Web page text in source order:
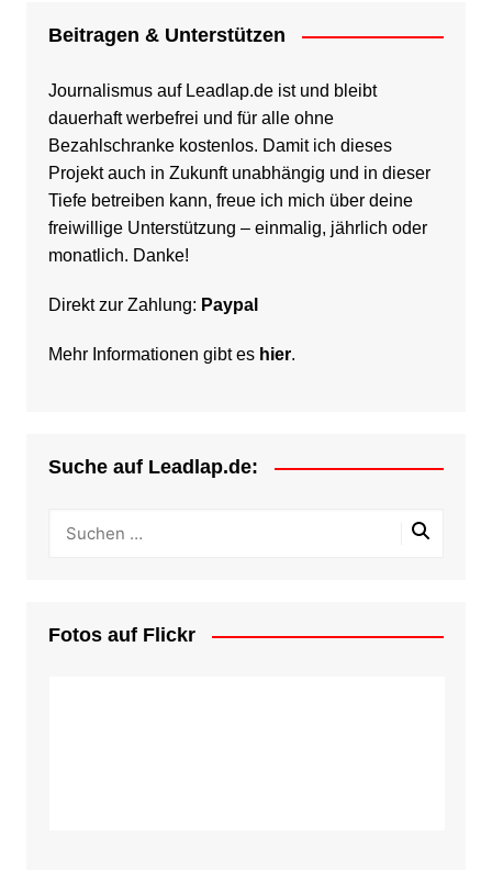
Beitragen & Unterstützen
Journalismus auf Leadlap.de ist und bleibt
dauerhaft werbefrei und für alle ohne
Bezahlschranke kostenlos. Damit ich dieses
Projekt auch in Zukunft unabhängig und in dieser
Tiefe betreiben kann, freue ich mich über deine
freiwillige Unterstützung – einmalig, jährlich oder
monatlich. Danke!
Direkt zur Zahlung: Paypal
Mehr Informationen gibt es hier.
Suche auf Leadlap.de:
Fotos auf Flickr